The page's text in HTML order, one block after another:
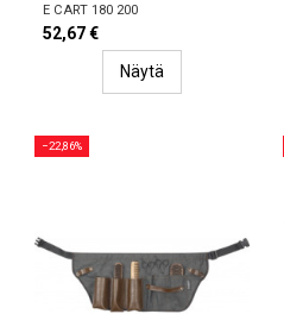
E CART 180 200
52,67 €
Näytä
−22,86%